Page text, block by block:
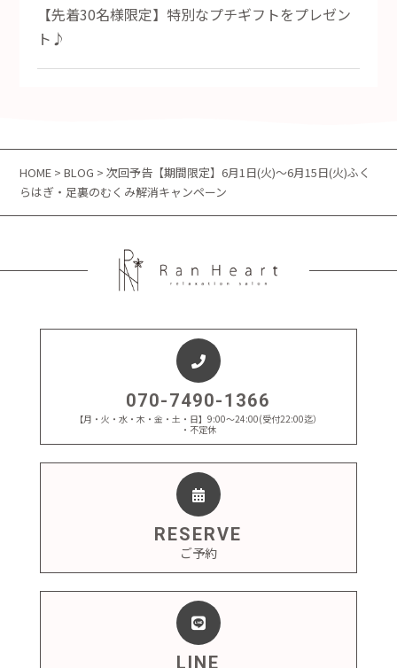
【先着30名様限定】特別なプチギフトをプレゼン
ト♪
HOME >BLOG > 次回予告【期間限定】6月1日(火)～6月15日(火)ふく
らはぎ・足裏のむくみ解消キャンペーン
070-7490-1366
【月・火・水・木・金・土・日】9:00～24:00(受付22:00迄）
・不定休
RESERVE
ご予約
LINE